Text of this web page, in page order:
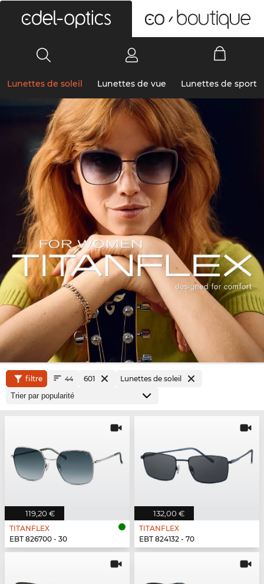
Lunettes de soleil Lunettes de vue Lunettes de sport
filtre 44 601 Lunettes de soleil
119,20 €
TITANFLEX
EBT 826700 - 30
132,00 €
TITANFLEX
EBT 824132 - 70